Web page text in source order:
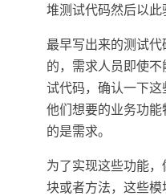
堆测试代码然后以此
最早写出来的测试
的，需求人员即使
试代码，确认一下
他们想要的业务功
的是需求。
为了实现这些功能
块或者方法，这些